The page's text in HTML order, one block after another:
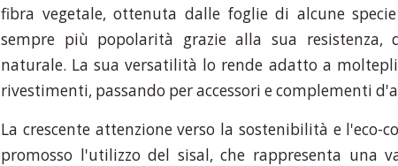
fibra vegetale, ottenuta dalle foglie di alcune
sempre più popolarità grazie alla sua resistenza,
naturale. La sua versatilità lo rende adatto a
rivestimenti, passando per accessori e complementi
La crescente attenzione verso la sostenibilità e
promosso l'utilizzo del sisal, che rappresenta una